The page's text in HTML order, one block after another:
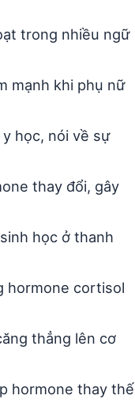
trong nhiều ngữ
mạnh khi phụ nữ
học, nói về sự
thay đổi, gây
học ở thanh
hormone cortisol
thẳng lên cơ
hormone thay thế